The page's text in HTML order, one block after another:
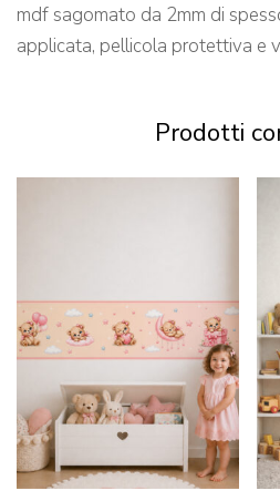
mdf sagomato da 2mm di
applicata, pellicola protettiva e
Prodotti